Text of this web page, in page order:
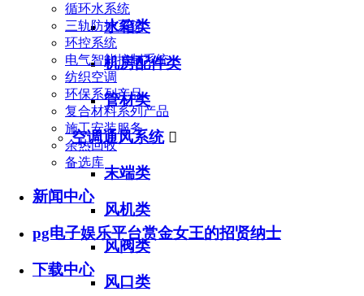
循环水系统
三轨防护系统
环控系统
电气智能控制系统
纺织空调
环保系列产品
复合材料系列产品
施工安装服务
余热回收
备选库
新闻中心
pg电子娱乐平台赏金女王的招贤纳士
下载中心
水箱类
机房配件类
管材类
空调通风系统 
末端类
风机类
风阀类
风口类